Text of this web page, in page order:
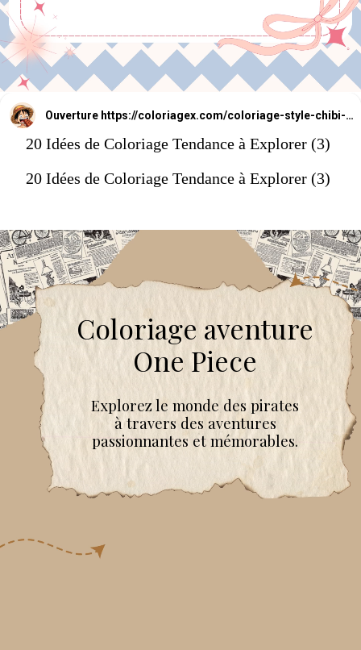
Ouverture https://coloriagex.com/coloriage-style-chibi-one-piece/
20 Idées de Coloriage Tendance à Explorer (3)
20 Idées de Coloriage Tendance à Explorer (3)
Explorez le monde des pirates
à travers des aventures
passionnantes et mémorables.
Coloriage aventure
One Piece